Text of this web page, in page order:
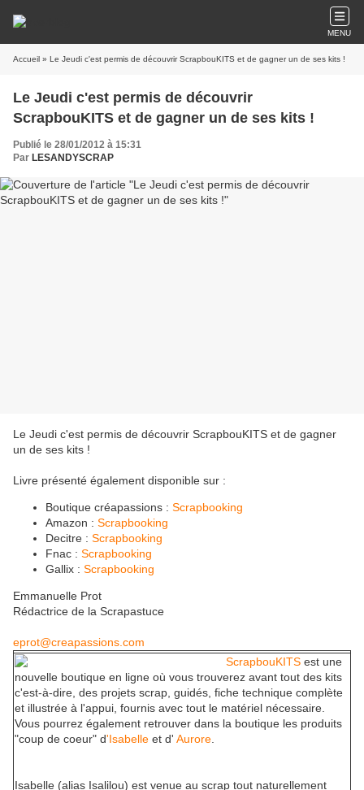
MENU
Accueil » Le Jeudi c'est permis de découvrir ScrapbouKITS et de gagner un de ses kits !
Le Jeudi c'est permis de découvrir
ScrapbouKITS et de gagner un de ses kits !
Publié le 28/01/2012 à 15:31
Par LESANDYSCRAP
Le Jeudi c'est permis de découvrir ScrapbouKITS et de gagner
un de ses kits !
Livre présenté également disponible sur :
Boutique créapassions : Scrapbooking
Amazon : Scrapbooking
Decitre : Scrapbooking
Fnac : Scrapbooking
Gallix : Scrapbooking
Emmanuelle Prot
Rédactrice de la Scrapastuce
eprot@creapassions.com
ScrapbouKITS est une
nouvelle boutique en ligne où vous trouverez avant tout des kits
c'est-à-dire, des projets scrap, guidés, fiche technique complète
et illustrée à l'appui, fournis avec tout le matériel nécessaire.
Vous pourrez également retrouver dans la boutique les produits
"coup de coeur" d'Isabelle et d' Aurore
Isabelle (alias Isalilou) est venue au scrap tout naturellement